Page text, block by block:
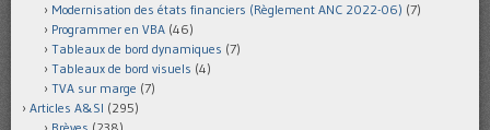
Modernisation des états financiers (Règlement ANC 2022-06) (7)
Programmer en VBA (46)
Tableaux de bord dynamiques (7)
Tableaux de bord visuels (4)
TVA sur marge (7)
Articles A&SI (295)